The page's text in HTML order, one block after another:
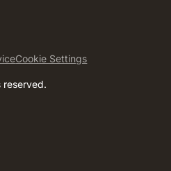
Cookie Settings